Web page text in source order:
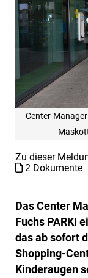
Center-
Zu dieser
2 Dokumente
Das Center
Fuchs PARKI
das ab sofort
Shopping-
Kinderaugen